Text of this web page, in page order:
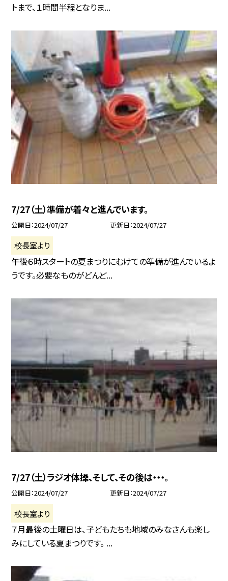
トまで、１時間半程となりま...
7/27（土）準備が着々と進んでいます。
公開日 2024/07/27 更新日 2024/07/27
校長室より
午後６時スタートの夏まつりにむけての準備が進んでいるよ
うです。必要なものがどんど...
7/27（土）ラジオ体操、そして、その後は・・・。
公開日 2024/07/27 更新日 2024/07/27
校長室より
７月最後の土曜日は、子どもたちも地域のみなさんも楽し
みにしている夏まつりです。 ...